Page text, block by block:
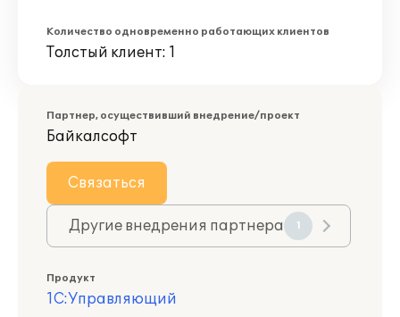
Количество одновременно работающих клиентов
Толстый клиент: 1
Партнер, осуществивший внедрение/проект
Байкалсофт
Связаться
Другие внедрения партнера 1
Продукт
1С:Управляющий